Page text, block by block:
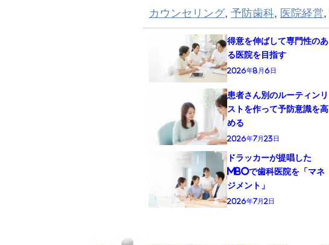
カウンセリング, 予防歯科, 医院経営,
得意を伸ばして専門性のあ
る医院を目指す
2026年8月6日
患者さん別のルーティンリ
ストを作って予防意識を高
める
2026年7月23日
ドラッカーが提唱した
MBOで歯科医院を「マネ
ジメント」
2026年7月2日